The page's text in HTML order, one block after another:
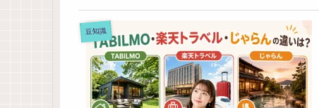
豆知識